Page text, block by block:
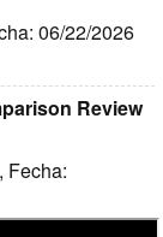
06/22/2026
Review
Fecha: